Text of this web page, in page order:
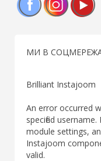
МИ В
Brilliant Instajoom
An error occurred
specified
module settings,
Instajoom
valid.